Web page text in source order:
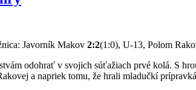
Javorník Makov 2:2(1:0), U-13, Polom
odohrať v svojich súťažiach prvé kolá. S
a napriek tomu, že hrali mladučkí